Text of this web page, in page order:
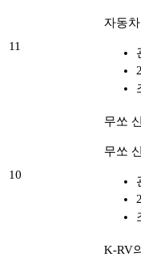
11
자동
10
무쏘
무쏘
K-RV